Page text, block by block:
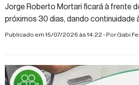
Jorge Roberto Mortari ficará à frente
próximos 30 dias, dando continuidade
municipais
Publicado em 15/07/2026 às 14:22 - PorGabi